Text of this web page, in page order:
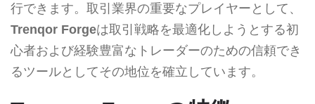
行できます。取引業界の重要なプレイヤーとして、
Trenqor Forgeは取引戦略を最適化しようとする初
心者および経験豊富なトレーダーのための信頼でき
るツールとしてその地位を確立しています。